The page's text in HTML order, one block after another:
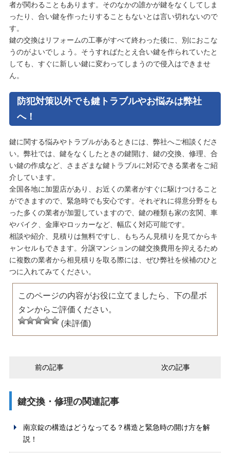
者が関わることもあります。そのなかの誰かが鍵をなくしてしま
ったり、合い鍵を作ったりすることもないとは言い切れないので
す。
鍵の交換はリフォームの工事がすべて終わった後に、別におこな
うのがよいでしょう。そうすればたとえ合い鍵を作られていたと
しても、すぐに新しい鍵に変わってしまうので侵入はできませ
ん。
防犯対策以外でも鍵トラブルやお悩みは弊社
へ！
鍵に関する悩みやトラブルがあるときには、弊社へご相談くださ
い。弊社では、鍵をなくしたときの鍵開け、鍵の交換、修理、合
い鍵の作成など、さまざまな鍵トラブルに対応できる業者をご紹
介しています。
全国各地に加盟店があり、お近くの業者がすぐに駆けつけること
ができますので、緊急時でも安心です。それぞれに得意分野をも
った多くの業者が加盟していますので、鍵の種類も家の玄関、車
やバイク、金庫やロッカーなど、幅広く対応可能です。
相談や紹介、見積りは無料ですし、もちろん見積りを見てからキ
ャンセルもできます。分譲マンションの鍵交換費用を抑えるため
に複数の業者から相見積りを取る際には、ぜひ弊社を候補のひと
つに入れてみてください。
このページの内容がお役に立てましたら、下の星ボ
タンからご評価ください。
(未評価)
前の記事 次の記事
鍵交換・修理の関連記事
南京錠の構造はどうなってる？構造と緊急時の開け方を解
説！